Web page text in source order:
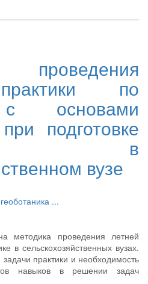
по
основами
подготовке
в
вузе
геоботаника ...
методика проведения летней
в сельскохозяйственных вузах.
практики и необходимость
навыков в решении задач